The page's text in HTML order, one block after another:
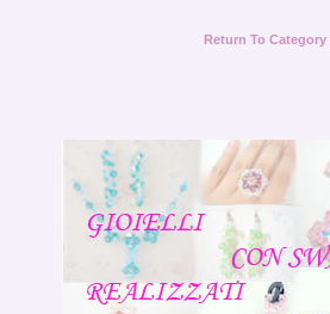
Return To Category